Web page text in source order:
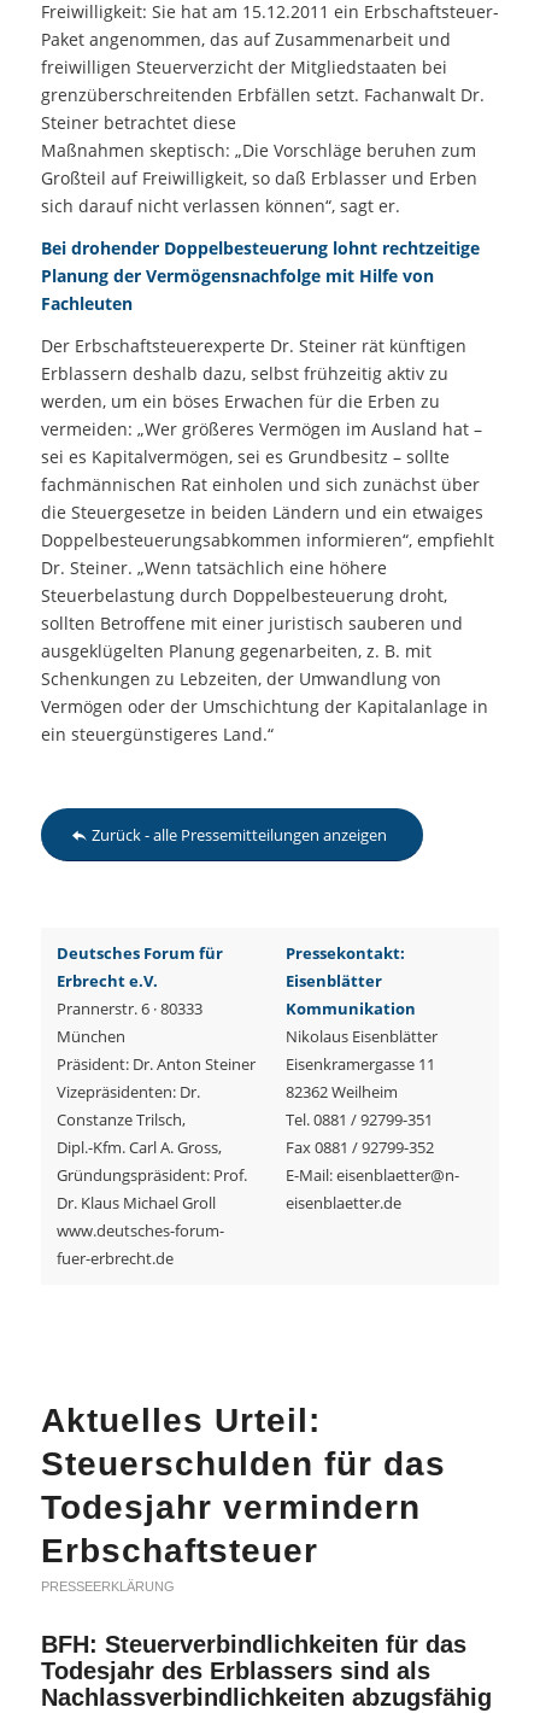
Freiwilligkeit: Sie hat am 15.12.2011 ein Erbschaftsteuer-
Paket angenommen, das auf Zusammenarbeit und
freiwilligen Steuerverzicht der Mitgliedstaaten bei
grenzüberschreitenden Erbfällen setzt. Fachanwalt Dr.
Steiner betrachtet diese
Maßnahmen skeptisch: „Die Vorschläge beruhen zum
Großteil auf Freiwilligkeit, so daß Erblasser und Erben
sich darauf nicht verlassen können“, sagt er.
Bei drohender Doppelbesteuerung lohnt rechtzeitige
Planung der Vermögensnachfolge mit Hilfe von
Fachleuten
Der Erbschaftsteuerexperte Dr. Steiner rät künftigen
Erblassern deshalb dazu, selbst frühzeitig aktiv zu
werden, um ein böses Erwachen für die Erben zu
vermeiden: „Wer größeres Vermögen im Ausland hat –
sei es Kapitalvermögen, sei es Grundbesitz – sollte
fachmännischen Rat einholen und sich zunächst über
die Steuergesetze in beiden Ländern und ein etwaiges
Doppelbesteuerungsabkommen informieren“, empfiehlt
Dr. Steiner. „Wenn tatsächlich eine höhere
Steuerbelastung durch Doppelbesteuerung droht,
sollten Betroffene mit einer juristisch sauberen und
ausgeklügelten Planung gegenarbeiten, z. B. mit
Schenkungen zu Lebzeiten, der Umwandlung von
Vermögen oder der Umschichtung der Kapitalanlage in
ein steuergünstigeres Land.“
Zurück - alle Pressemitteilungen anzeigen
Deutsches Forum für
Erbrecht e.V.
Prannerstr. 6 · 80333
München
Präsident: Dr. Anton Steiner
Vizepräsidenten: Dr.
Constanze Trilsch,
Dipl.-Kfm. Carl A. Gross,
Gründungspräsident: Prof.
Dr. Klaus Michael Groll
www.deutsches-forum-
fuer-erbrecht.de
Pressekontakt:
Eisenblätter
Kommunikation
Nikolaus Eisenblätter
Eisenkramergasse 11
82362 Weilheim
Tel. 0881 / 92799-351
Fax 0881 / 92799-352
E-Mail: eisenblaetter@n-
eisenblaetter.de
Aktuelles Urteil:
Steuerschulden für das
Todesjahr vermindern
Erbschaftsteuer
PRESSEERKLÄRUNG
BFH: Steuerverbindlichkeiten für das
Todesjahr des Erblassers sind als
Nachlassverbindlichkeiten abzugsfähig